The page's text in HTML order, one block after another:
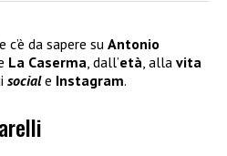
da sapere su Antonio
La Caserma, dall’età, alla vita
sociale Instagram.